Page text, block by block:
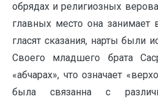
обрядах и религиозных
главных место она занимает
гласят сказания, нарты были
Своего младшего брата
«абчарах», что означает
была связанна с